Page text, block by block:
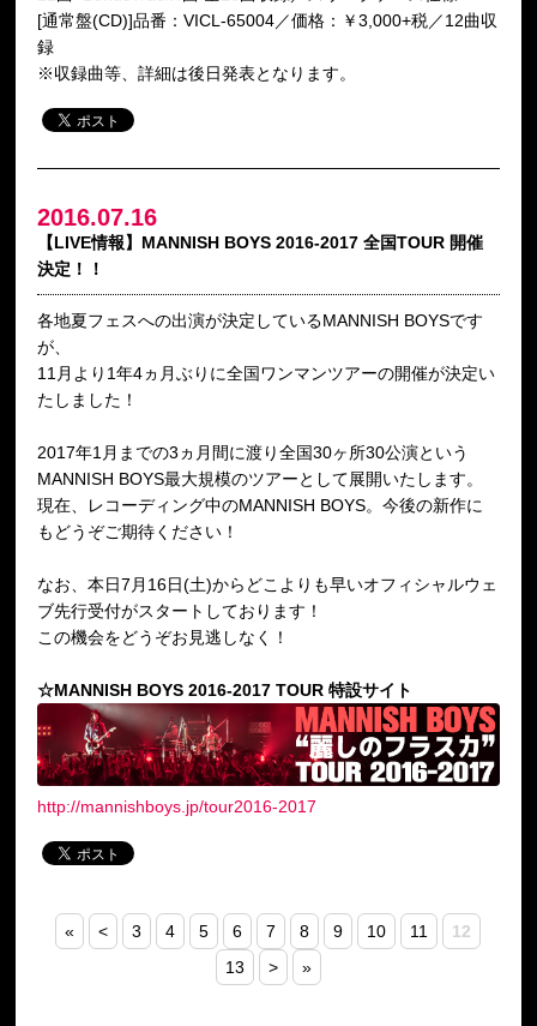
[通常盤(CD)]品番：VICL-65004／価格：￥3,000+税／12曲収
録
※収録曲等、詳細は後日発表となります。
2016.07.16
【LIVE情報】MANNISH BOYS 2016-2017 全国TOUR 開催
決定！！
各地夏フェスへの出演が決定しているMANNISH BOYSです
が、
11月より1年4ヵ月ぶりに全国ワンマンツアーの開催が決定い
たしました！
2017年1月までの3ヵ月間に渡り全国30ヶ所30公演という
MANNISH BOYS最大規模のツアーとして展開いたします。
現在、レコーディング中のMANNISH BOYS。今後の新作に
もどうぞご期待ください！
なお、本日7月16日(土)からどこよりも早いオフィシャルウェ
ブ先行受付がスタートしております！
この機会をどうぞお見逃しなく！
☆MANNISH BOYS 2016-2017 TOUR 特設サイト
http://mannishboys.jp/tour2016-2017
« < 3 4 5 6 7 8 9 10 11
12
13
> »